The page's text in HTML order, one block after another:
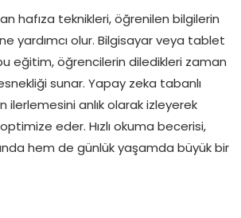
hafıza teknikleri, öğrenilen bilgilerin
yardımcı olur. Bilgisayar veya tablet
eğitim, öğrencilerin diledikleri zaman
sunar. Yapay zeka tabanlı
ilerlemesini anlık olarak izleyerek
eder. Hızlı okuma becerisi,
hem de günlük yaşamda büyük bir